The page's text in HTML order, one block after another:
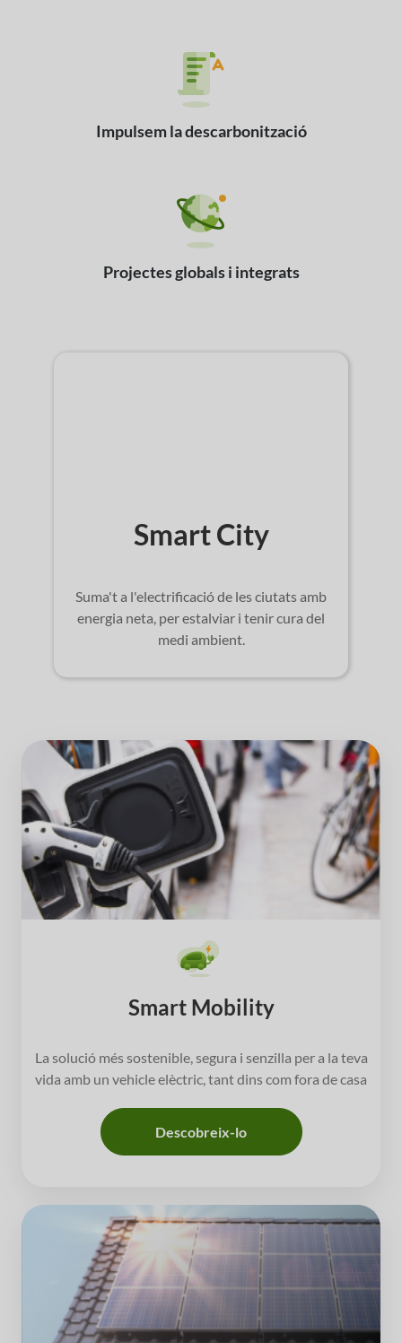
Impulsem ladescarbonització
Projectes globalsi integrats
Smart City
Suma't a l'electrificació de les ciutats amb
energia neta, per estalviar i tenir cura del
medi ambient.
Smart Mobility
La solució més sostenible, segura i senzilla per a la teva
vida amb un vehicle elèctric, tant dins com fora de casa
Descobreix-lo